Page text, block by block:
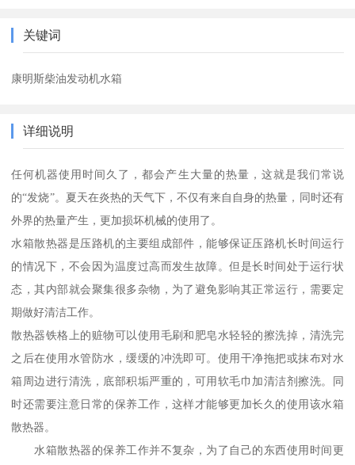
关键词
康明斯柴油发动机水箱
详细说明
任何机器使用时间久了，都会产生大量的热量，这就是我们常说
的“发烧”。夏天在炎热的天气下，不仅有来自自身的热量，同时还有
外界的热量产生，更加损坏机械的使用了。
水箱散热器是压路机的主要组成部件，能够保证压路机长时间运行
的情况下，不会因为温度过高而发生故障。但是长时间处于运行状
态，其内部就会聚集很多杂物，为了避免影响其正常运行，需要定
期做好清洁工作。
散热器铁格上的赃物可以使用毛刷和肥皂水轻轻的擦洗掉，清洗完
之后在使用水管防水，缓缓的冲洗即可。使用干净拖把或抹布对水
箱周边进行清洗，底部积垢严重的，可用软毛巾加清洁剂擦洗。同
时还需要注意日常的保养工作，这样才能够更加长久的使用该水箱
散热器。
水箱散热器的保养工作并不复杂，为了自己的东西使用时间更